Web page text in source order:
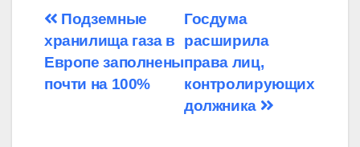
Навигация
по
записям
Госдума
расширила
права лиц,
контролирующих
должника
Подземные
хранилища газа в
Европе заполнены
почти на 100%